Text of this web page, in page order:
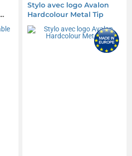
Stylo avec logo Avalon
Hardcolour Metal Tip